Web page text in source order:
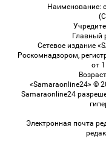
Наименование:
Главный
Сетевое издание
Роскомнадзором,
от
«Samaraonline24» ©
Samaraonline24
Электронная почта